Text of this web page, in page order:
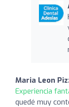
Maria Leon
Experiencia
quedé muy